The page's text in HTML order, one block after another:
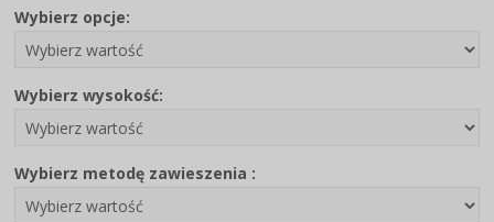
Wybierz opcje:
Wybierz wysokość:
Wybierz metodę zawieszenia :